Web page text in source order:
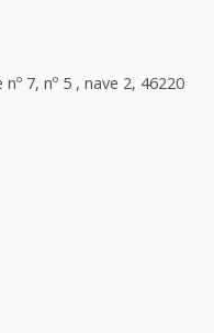
7, nº 5 , nave 2, 46220